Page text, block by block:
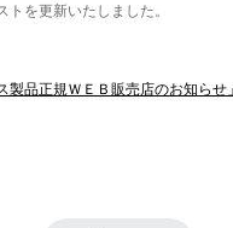
トを更新いたしました。
製品正規ＷＥＢ販売店のお知らせ」